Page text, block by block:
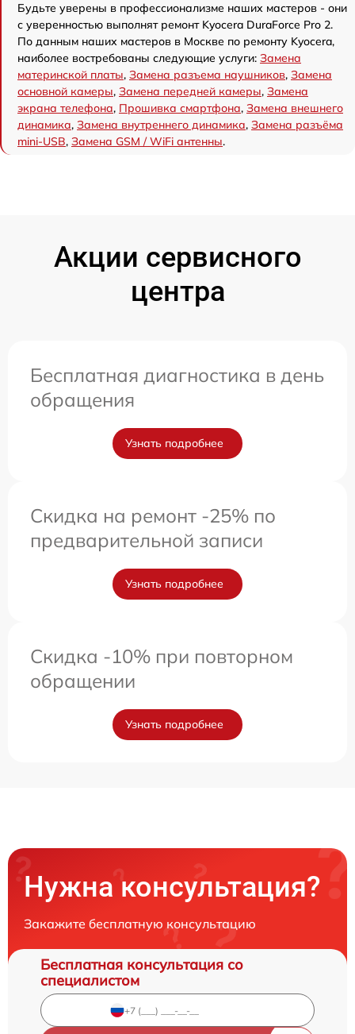
Будьте уверены в профессионализме наших мастеров - они
с уверенностью выполнят ремонт Kyocera DuraForce Pro 2.
По данным наших мастеров в Москве по ремонту Kyocera,
наиболее востребованы следующие услуги: Замена
материнской платы, Замена разъема наушников, Замена
основной камеры, Замена передней камеры, Замена
экрана телефона, Прошивка смартфона, Замена внешнего
динамика, Замена внутреннего динамика, Замена разъёма
mini-USB, Замена GSM / WiFi антенны.
Акции сервисного
центра
Бесплатная диагностика в день
обращения
Узнать подробнее
Скидка на ремонт -25% по
предварительной записи
Узнать подробнее
Скидка -10% при повторном
обращении
Узнать подробнее
Нужна консультация?
Закажите бесплатную консультацию
Бесплатная консультация со
специалистом